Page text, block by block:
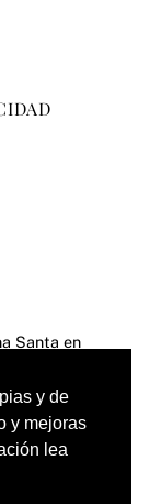
y de
y mejoras
lea
Santa en
Santa en la